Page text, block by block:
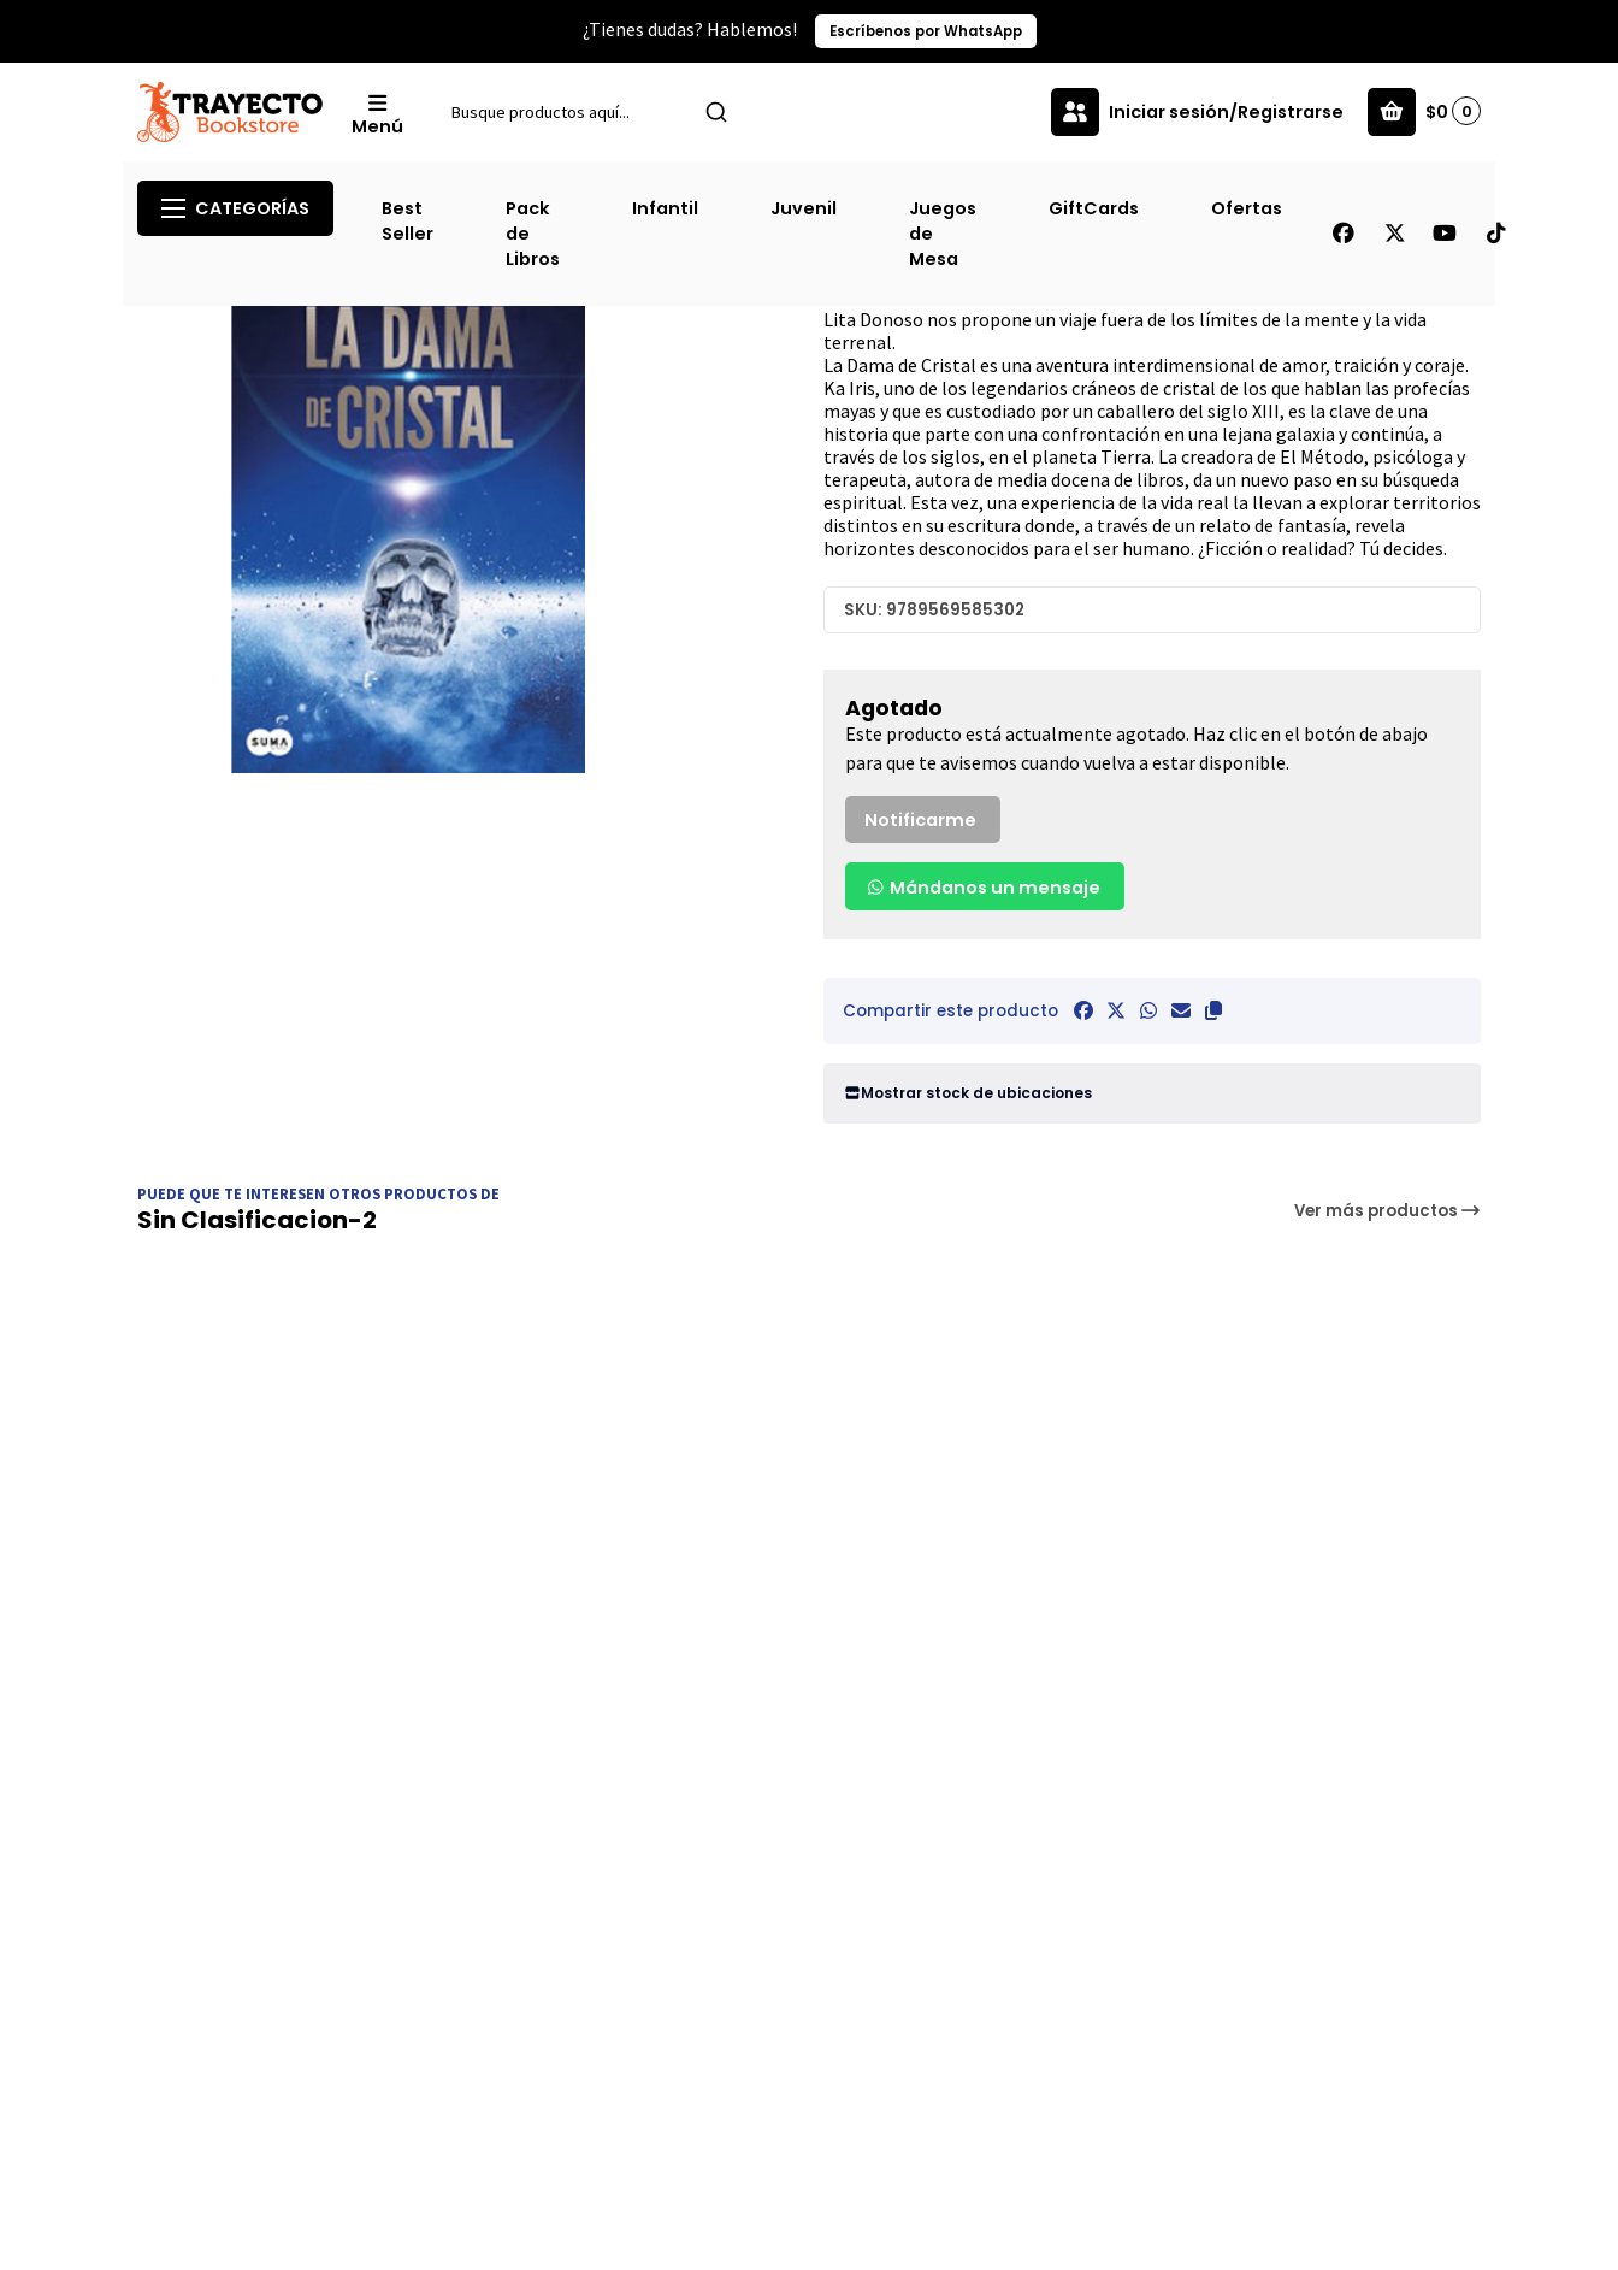
¿Tienes dudas? Hablemos! Escríbenos por WhatsApp
Menú
Iniciar sesión/Registrarse $0 0
CATEGORÍAS
Best
Seller
Pack
de
Libros
Infantil Juvenil
Juegos
de
Mesa
GiftCards Ofertas
Dama De Cristal, La
Lita Donoso nos propone un viaje fuera de los límites de la mente y la vida
terrenal.
La Dama de Cristal es una aventura interdimensional de amor, traición y coraje.
Ka Iris, uno de los legendarios cráneos de cristal de los que hablan las profecías
mayas y que es custodiado por un caballero del siglo XIII, es la clave de una
historia que parte con una confrontación en una lejana galaxia y continúa, a
través de los siglos, en el planeta Tierra. La creadora de El Método, psicóloga y
terapeuta, autora de media docena de libros, da un nuevo paso en su búsqueda
espiritual. Esta vez, una experiencia de la vida real la llevan a explorar territorios
distintos en su escritura donde, a través de un relato de fantasía, revela
horizontes desconocidos para el ser humano. ¿Ficción o realidad? Tú decides.
SKU: 9789569585302
Agotado
Este producto está actualmente agotado. Haz clic en el botón de abajo
para que te avisemos cuando vuelva a estar disponible.
Notificarme
Mándanos un mensaje
Compartir este producto
Mostrar stock de ubicaciones
PUEDE QUE TE INTERESEN OTROS PRODUCTOS DE
Sin Clasificacion-2 Ver más productos